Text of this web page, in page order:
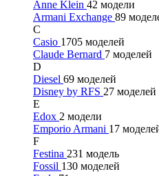
Anne Klein 42 модели
Armani Exchange 89
C
Casio 1705 моделей
Claude Bernard 7 моделей
D
Diesel 69 моделей
Disney by RFS 27 моделей
E
Edox 2 модели
Emporio Armani 17
F
Festina 231 модель
Fossil 130 моделей